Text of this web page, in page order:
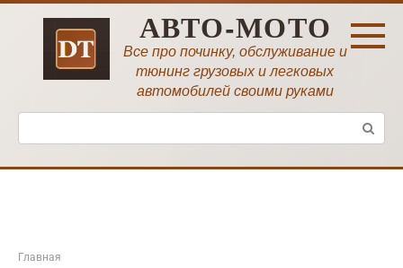
Перейти
АВТО-МОТО
Все про починку, обслуживание и
тюнинг грузовых и легковых
автомобилей своими руками
Поиск:
Главная